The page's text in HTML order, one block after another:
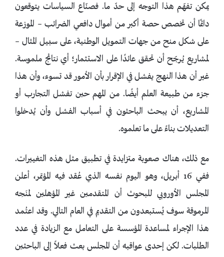
يمكن تفهّم هذا التوجه إلى حدّ ما. فصنّاع السياسات يتوقعون
دائمًا أن تخصص حصة أكبر من أموال دافعي الضرائب – الموزعة
على شكل منح من جهات التمويل الوطنية، على سبيل المثال –
لمشاريع يُرجّح أن تحقق عائدًا على الاستثمار؛ أي نتائج ملموسة.
غير أن هذا النهج يفشل في الإقرار بأن الأمور قد تسوء، وأن هذا
جزء من طبيعة العلم أيضًا. من المهم حين تفشل التجارب أو
المشاريع، أن يبحث الباحثون في أسباب الفشل وأن يُدخلوا
التعديلات بناءً على ما تعلموه.
مع ذلك، هناك صعوبة متزايدة في تطبيق مثل هذه التغييرات.
ففي 16 أبريل، وهو اليوم نفسه الذي عُقد فيه المؤتمر، أعلن
المجلس الأوروبي للبحوث أن المتقدمين غير المؤهلين لمنَحِه
المرموقة سوف يُستبعدون من التقديم في العام التالي. وقد اعتُمد
هذا الإجراء لمساعدة المؤسسة على التعامل مع الزيادة في عدد
الطلبات. لكن إحدى عواقبه أن المجلس بعث فعلاً إلى الباحثين